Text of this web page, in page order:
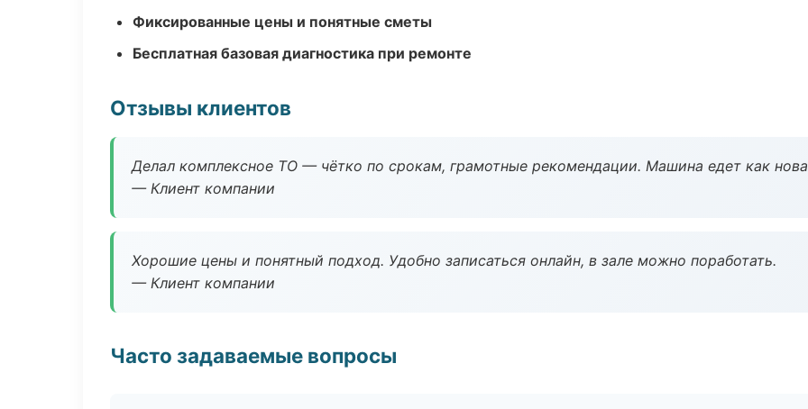
Фиксированные цены и понятные сметы
Бесплатная базовая диагностика при ремонте
Отзывы клиентов
Делал комплексное ТО — чётко по срокам, грамотные рекомендации. Машина едет как
— Клиент компании
Хорошие цены и понятный подход. Удобно записаться онлайн, в зале можно поработать.
— Клиент компании
Часто задаваемые вопросы